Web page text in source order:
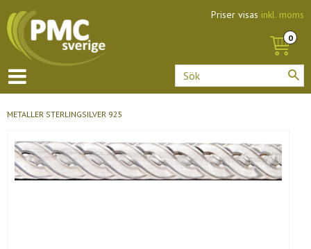
Priser visas inkl. moms
METALLER STERLINGSILVER 925